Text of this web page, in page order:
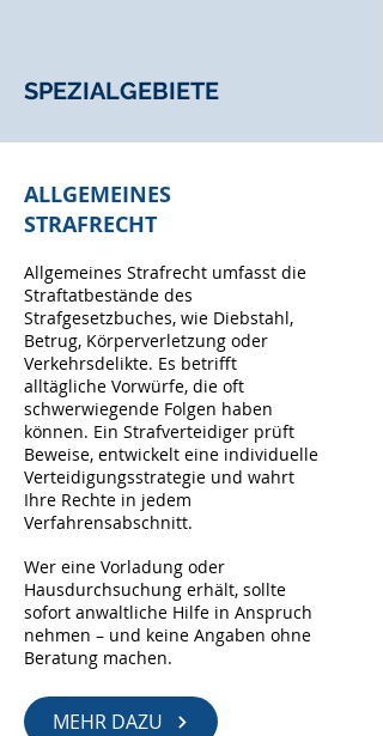
SPEZIALGEBIETE
ALLGEMEINES
STRAFRECHT
Allgemeines Strafrecht umfasst die
Straftatbestände des
Strafgesetzbuches, wie Diebstahl,
Betrug, Körperverletzung oder
Verkehrsdelikte. Es betrifft
alltägliche Vorwürfe, die oft
schwerwiegende Folgen haben
können. Ein Strafverteidiger prüft
Beweise, entwickelt eine individuelle
Verteidigungsstrategie und wahrt
Ihre Rechte in jedem
Verfahrensabschnitt.
Wer eine Vorladung oder
Hausdurchsuchung erhält, sollte
sofort anwaltliche Hilfe in Anspruch
nehmen – und keine Angaben ohne
Beratung machen.
MEHR DAZU